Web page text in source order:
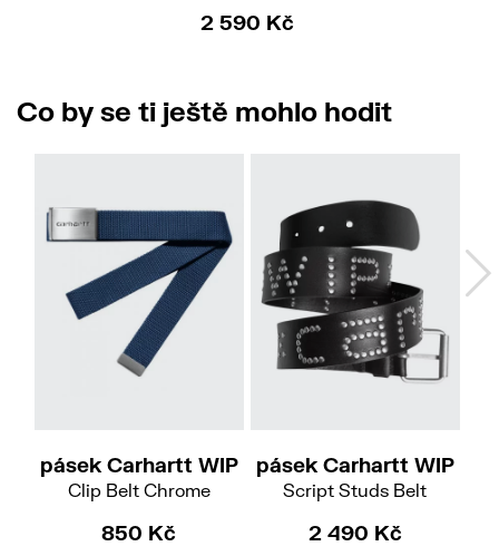
2 590 Kč
Co by se ti ještě mohlo hodit
pásek Carhartt WIP
Clip Belt Chrome
850 Kč
pásek Carhartt WIP
Script Studs Belt
2 490 Kč